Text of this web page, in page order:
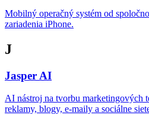
Mobilný operačný systém od
zariadenia iPhone.
J
Jasper AI
AI nástroj na tvorbu marketingových
reklamy, blogy, e-maily a sociálne